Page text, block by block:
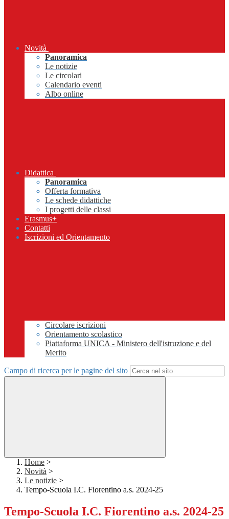
Novità
Panoramica
Le notizie
Le circolari
Calendario eventi
Albo online
Didattica
Panoramica
Offerta formativa
Le schede didattiche
I progetti delle classi
Erasmus+
Contatti
Iscrizioni ed Orientamento
Circolare iscrizioni
Orientamento scolastico
Piattaforma UNICA - Ministero dell'istruzione e del
Merito
Campo di ricerca per le pagine del sito
Home >
Novità >
Le notizie >
Tempo-Scuola I.C. Fiorentino a.s. 2024-25
Tempo-Scuola I.C. Fiorentino a.s. 2024-25